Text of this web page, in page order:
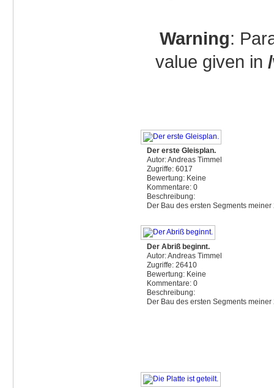
Warning:
value given in
Der erste Gleisplan.
Autor: Andreas Timmel
Zugriffe: 6017
Bewertung: Keine
Kommentare: 0
Beschreibung:
Der Bau des ersten Segments meiner
Der Abriß beginnt.
Autor: Andreas Timmel
Zugriffe: 26410
Bewertung: Keine
Kommentare: 0
Beschreibung:
Der Bau des ersten Segments meiner